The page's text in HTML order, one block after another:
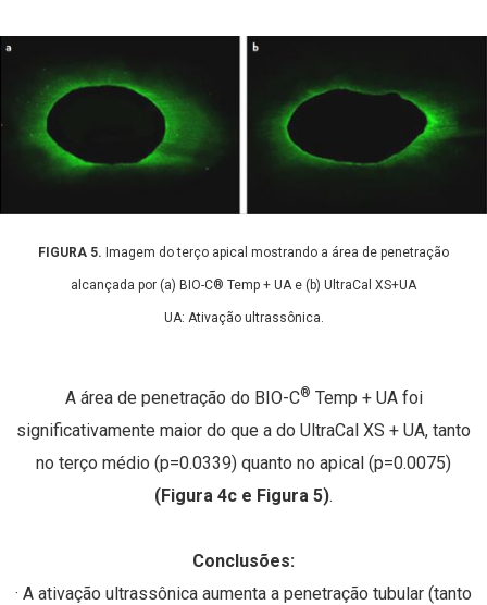
FIGURA 5. Imagem do terço apical mostrando a área de penetração
alcançada por (a) BIO-C® Temp + UA e (b) UltraCal XS+UA
UA: Ativação ultrassônica.
A área de penetração do BIO-C® Temp + UA foi
significativamente maior do que a do UltraCal XS + UA, tanto
no terço médio (p=0.0339) quanto no apical (p=0.0075)
(Figura 4c e Figura 5).
Conclusões:
· A ativação ultrassônica aumenta a penetração tubular (tanto